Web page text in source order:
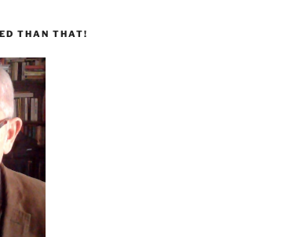
THAN THAT!